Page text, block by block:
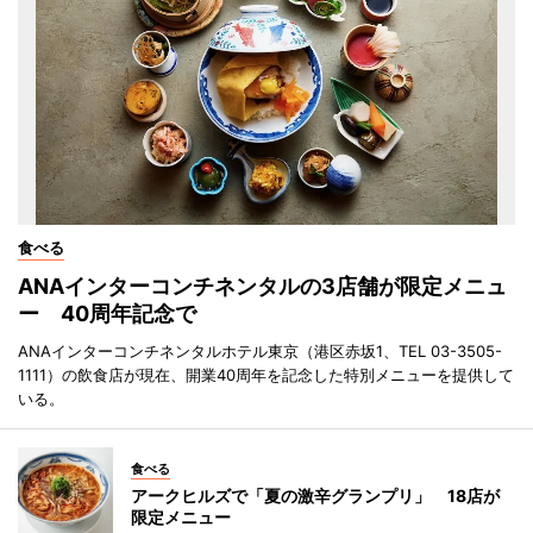
食べる
ANAインターコンチネンタルの3店舗が限定メニュ
ー 40周年記念で
ANAインターコンチネンタルホテル東京（港区赤坂1、TEL 03-3505-
1111）の飲食店が現在、開業40周年を記念した特別メニューを提供して
いる。
食べる
アークヒルズで「夏の激辛グランプリ」 18店が
限定メニュー